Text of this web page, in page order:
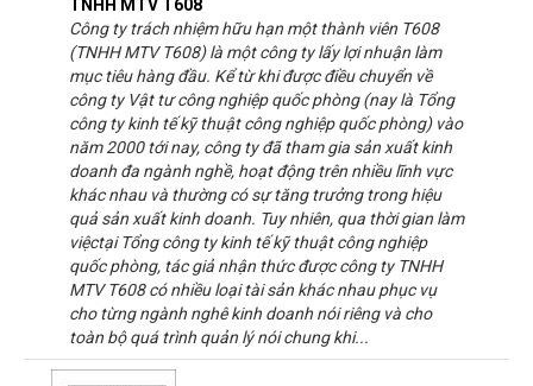
TNHH MTV T608
Công ty trách nhiệm hữu hạn một thành viên T608
(TNHH MTV T608) là một công ty lấy lợi nhuận làm
mục tiêu hàng đầu. Kể từ khi được điều chuyển về
công ty Vật tư công nghiệp quốc phòng (nay là Tổng
công ty kinh tế kỹ thuật công nghiệp quốc phòng) vào
năm 2000 tới nay, công ty đã tham gia sản xuất kinh
doanh đa ngành nghề, hoạt động trên nhiều lĩnh vực
khác nhau và thường có sự tăng trưởng trong hiệu
quả sản xuất kinh doanh. Tuy nhiên, qua thời gian làm
việctại Tổng công ty kinh tế kỹ thuật công nghiệp
quốc phòng, tác giả nhận thức được công ty TNHH
MTV T608 có nhiều loại tài sản khác nhau phục vụ
cho từng ngành nghê kinh doanh nói riêng và cho
toàn bộ quá trình quản lý nói chung khi...